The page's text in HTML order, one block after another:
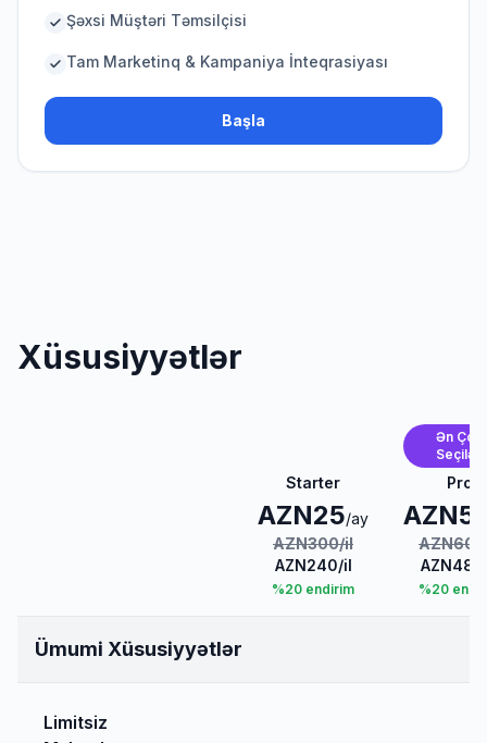
Şəxsi Müştəri Təmsilçisi
Tam Marketinq & Kampaniya İnteqrasiyası
Başla
Xüsusiyyətlər
Starter
AZN25/ay
AZN300/il
AZN240/il
%20 endirim
Ən Çox
Seçilən
Pro
AZN
AZN600
AZN480
%20
Ümumi Xüsusiyyətlər
Limitsiz